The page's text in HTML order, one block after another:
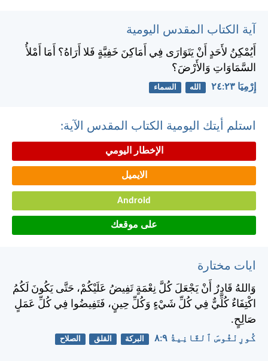
آية الكتاب المقدس اليومية
أَيُمْكِنُ لأَحَدٍ أَنْ يَتَوَارَى فِي أَمَاكِنَ خَفِيَّةٍ فَلا أَرَاهُ؟ أَمَا أَمْلأُ
السَّمَاوَاتِ وَالأَرْضَ؟
إِرْمِيَا ٢٣:‏٢٤ الله السماء
استلم أيتك اليومية الكتاب المقدس الآية:
الإخطار اليومي
الايميل
Android
على موقعك
ايات مختارة
وَاللهُ قَادِرٌ أَنْ يَجْعَلَ كُلَّ نِعْمَةٍ تَفِيضُ عَلَيْكُمْ، حَتَّى يَكُونَ لَكُمُ
اكْتِفَاءٌ كُلِّيٌّ فِي كُلِّ شَيْءٍ وَكُلِّ حِينٍ، فَتَفِيضُوا فِي كُلِّ عَمَلٍ
صَالِحٍ.
كُورِنْثُوسَ ٱلثَّانِيةُ ٩:‏٨ البركة القلق الصلاح